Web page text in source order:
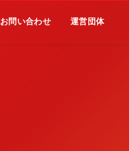
お問い合わせ 運営団体